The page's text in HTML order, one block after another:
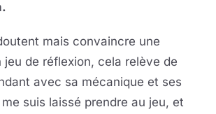
mais convaincre une
jeu de réflexion, cela relève de
avec sa mécanique et ses
suis laissé prendre au jeu, et